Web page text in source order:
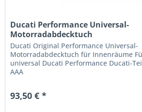
Ducati Performance Universal-
Motorradabdecktuch
Ducati Original Performance Universal-
Motorradabdecktuch für Innenräume
universal Ducati Performance Ducati-
AAA
93,50 € *